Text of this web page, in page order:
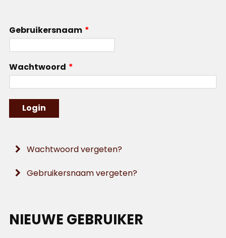
Gebruikersnaam *
Wachtwoord *
Wachtwoord vergeten?
Gebruikersnaam vergeten?
NIEUWE GEBRUIKER